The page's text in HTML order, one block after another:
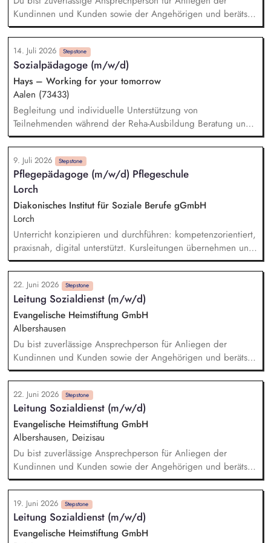
Kundinnen und Kunden sowie der Angehörigen und berätst
zu Angeboten und Unterstützungsmöglichkeiten in
verschiedenen Lebenssituationen. Du hilfst dabei, die
Belegungsziele zu erreichen und unterstützt neue Kundinnen
und Kunden bei der Integration in die Wohngruppe. Du
organisierst wohngruppenübergreifende Angebote und
Veranstaltungen, die die Lebensqualität und Teilhabe fördern.
Du arbeitest mit Dienstleistern und Partnern im Quartier
zusammen, um bei Bedarf Dienstleistungen zu organisieren
(Case Management) und die Vernetzung mit dem
Gemeinwesen zu fördern.
14. Juli 2026 Stepstone
Sozialpädagoge (m/w/d)
Hays – Working for your tomorrow
Aalen (73433)
Begleitung und individuelle Unterstützung von
Teilnehmenden während der Reha-Ausbildung Beratung und
sozialpädagogische Betreuung zur Förderung der
persönlichen und beruflichen Entwicklung Durchführung von
regelmäßigen Einzel- und Gruppengesprächen Sicherstellung
und Dokumentation des nachhaltigen Eingliederungserfolgs
in Ausbildung und Beschäftigung Betreuung der
Teilnehmenden während der Probezeit sowie Unterstützung
beim Übergang in den Arbeitsmarkt
9. Juli 2026 Stepstone
Pflegepädagoge (m/w/d) Pflegeschule
Lorch
Diakonisches Institut für Soziale Berufe gGmbH
Lorch
Unterricht konzipieren und durchführen: kompetenzorientiert,
praxisnah, digital unterstützt. Kursleitungen übernehmen und
Lernprozesse individuell begleiten. Prüfungen und Curricula
weiterentwickeln; Qualität im Blick behalten. Mit
Praxiseinrichtungen partnerschaftlich zusammenarbeiten.
Lehr-/Lernformate gestalten (Skills-Lab, Simulation, LMS)
22. Juni 2026 Stepstone
Leitung Sozialdienst (m/w/d)
Evangelische Heimstiftung GmbH
Albershausen
Du bist zuverlässige Ansprechperson für Anliegen der
Kundinnen und Kunden sowie der Angehörigen und berätst
zu Angeboten und Unterstützungsmöglichkeiten in
verschiedenen Lebenssituationen. Du hilfst dabei, die
Belegungsziele zu erreichen und unterstützt neue Kundinnen
und Kunden bei der Integration in die Wohngruppe. Du
organisierst wohngruppenübergreifende Angebote und
Veranstaltungen, die die Lebensqualität und Teilhabe fördern.
Du arbeitest mit Dienstleistern und Partnern im Quartier
zusammen, um bei Bedarf Dienstleistungen zu organisieren
(Case Management) und die Vernetzung mit dem
Gemeinwesen zu fördern.
22. Juni 2026 Stepstone
Leitung Sozialdienst (m/w/d)
Evangelische Heimstiftung GmbH
Albershausen, Deizisau
Du bist zuverlässige Ansprechperson für Anliegen der
Kundinnen und Kunden sowie der Angehörigen und berätst
zu Angeboten und Unterstützungsmöglichkeiten in
verschiedenen Lebenssituationen. Du hilfst dabei, die
Belegungsziele zu erreichen und unterstützt neue Kundinnen
und Kunden bei der Integration in die Wohngruppe. Du
organisierst wohngruppenübergreifende Angebote und
19. Juni 2026 Stepstone
Leitung Sozialdienst (m/w/d)
Evangelische Heimstiftung GmbH